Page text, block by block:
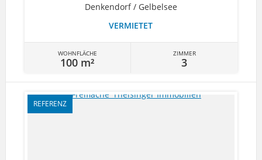
Denkendorf / Gelbelsee
VERMIETET
WOHNFLÄCHE
100 m²
ZIMMER
3
REFERENZ